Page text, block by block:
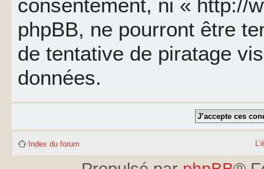
consentement, ni « http://
phpBB, ne pourront être
de tentative de piratage
données.
Index du forum